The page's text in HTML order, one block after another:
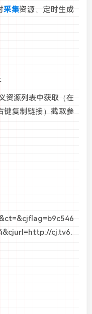
采集资源、定时生成
资源列表中获取（在
键复制链接）截取参
cj.tv6.